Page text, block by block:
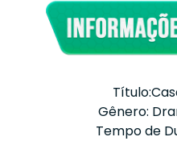
Gênero:
Tempo de